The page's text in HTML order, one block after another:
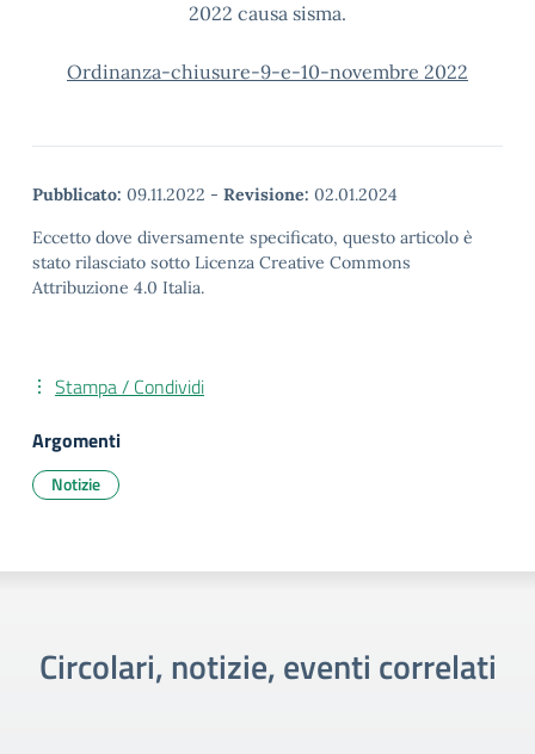
2022 causa sisma.
Ordinanza-chiusure-9-e-10-novembre 2022
Pubblicato: 09.11.2022 - Revisione: 02.01.2024
Eccetto dove diversamente specificato, questo articolo è
stato rilasciato sotto Licenza Creative Commons
Attribuzione 4.0 Italia.
Stampa / Condividi
Argomenti
Notizie
Circolari, notizie, eventi correlati